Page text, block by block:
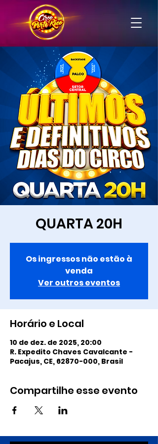
QUARTA 20H
Os ingressos não estão à
venda
Ver outros eventos
Horário e Local
10 de dez. de 2025, 20:00
R. Expedito Chaves Cavalcante -
Pacajus, CE, 62870-000, Brasil
Compartilhe esse evento